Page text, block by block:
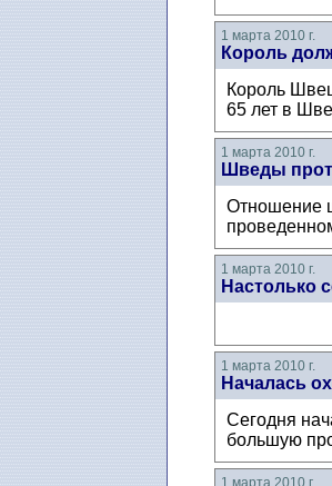
1 марта 2010 г.
Король
Король
65 лет в
1 марта 2010 г.
Шведы
Отношение
1 марта 2010 г.
Настолько
1 марта 2010 г.
Началась
Сегодня
большую
1 марта 2010 г.